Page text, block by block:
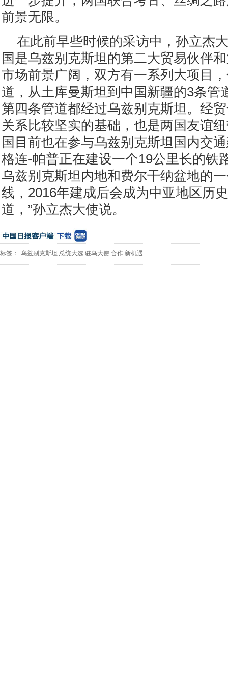
前景无限。
在此前早些时候的采访中，孙立杰
国是乌兹别克斯坦的第二大贸易伙伴
市场前景广阔，双方有一系列大项目
道，从土库曼斯坦到中国新疆的3条管
第四条管道都经过乌兹别克斯坦。经
关系比较坚实的基础，也是两国友谊
国目前也在参与乌兹别克斯坦国内交
格连-帕普正在建设一个19公里长的铁
乌兹别克斯坦内地和费尔干纳盆地的
线，2016年建成后会成为中亚地区历
道，”孙立杰大使说。
标签： 乌兹别克斯坦 总统大选 驻乌大使 合作 新机遇